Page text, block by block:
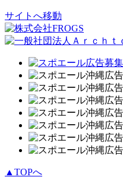
サイトへ移動
▲TOPへ